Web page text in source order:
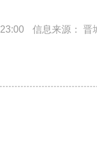
信息来源： 晋